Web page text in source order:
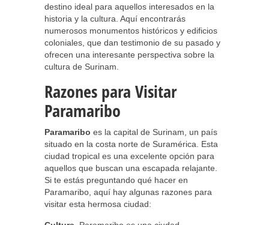
destino ideal para aquellos interesados en la
historia y la cultura. Aquí encontrarás
numerosos monumentos históricos y edificios
coloniales, que dan testimonio de su pasado y
ofrecen una interesante perspectiva sobre la
cultura de Surinam.
Razones para Visitar
Paramaribo
Paramaribo es la capital de Surinam, un país
situado en la costa norte de Suramérica. Esta
ciudad tropical es una excelente opción para
aquellos que buscan una escapada relajante.
Si te estás preguntando qué hacer en
Paramaribo, aquí hay algunas razones para
visitar esta hermosa ciudad: